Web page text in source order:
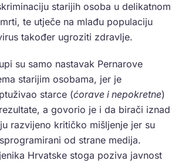
starijih osoba u delikatnom
te utječe na mlađu populaciju
također ugroziti zdravlje.
su samo nastavak Pernarove
starijim osobama, jer je
starce (ćorave i nepokretne)
a govorio je i da birači iznad
razvijeno kritičko mišljenje jer su
od strane medija.
Hrvatske stoga poziva javnost